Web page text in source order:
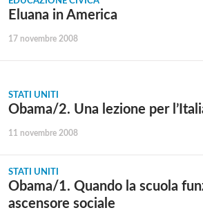
Eluana in America
17 novembre 2008
STATI UNITI
Obama/2. Una lezione per
11 novembre 2008
STATI UNITI
Obama/1. Quando la scuola
ascensore sociale